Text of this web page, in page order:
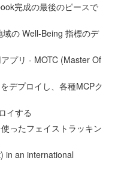
完成の最後のピースで
の Well-Being 指標のデ
プリ - MOTC (Master Of
デプロイし、各種MCPク
イする
ったフェイストラッキン
in an international